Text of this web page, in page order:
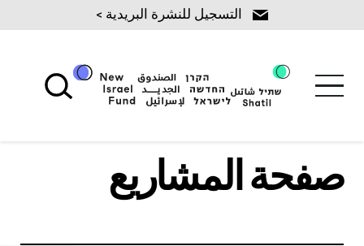
content
التسجيل للنشرة البريدية >
صفحة المشاريع